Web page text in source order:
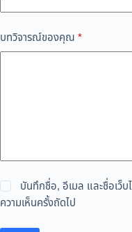
บทวิจารณ์ของคุณ *
บันทึกชื่อ, อีเมล และชื่อเว็
ความเห็นครั้งถัดไป